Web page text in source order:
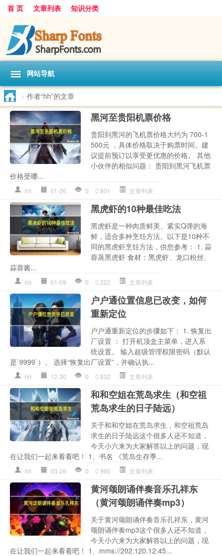
首 页 文章列表 知识分类
网站导航
> 作者“hh”的文章
黑河至贵阳机票价格
贵阳到黑河的飞机票价格大约为 700-1
500元 ，具体价格取决于购票时间。建
议提前预订以享受更优惠的价格。 其他
小伙伴的相似问题： 贵阳到黑河飞机票
价格受哪...
hh 01-26 0 801 文章列表
黑虎虾的10种最佳吃法
黑虎虾是一种肉质鲜美、紧实Q弹的海
鲜，适合多种烹饪方法。以下是10种不
同的黑虎虾烹饪方法，供您参考： 1. 蒜
蓉蒸黑虎虾 食材：黑虎虾、龙口粉丝、
蒜蓉酱...
hh 01-09 0 222 文章列表
户户通位置信息已改变，如何
重新定位
户户通重新定位的步骤如下： 1. 恢复出
厂设置 ： 打开机顶盒主菜单，进入系
统设置。 输入超级管理权限密码（默认
是`9999`）。 选择“恢复出厂设置”，并确认执...
hh 12-30 0 832 文章列表
和和空姐在荒岛求生（和空祖
荒岛求生的日子陆远）
关于和和空姐在荒岛求生，和空祖荒岛
求生的日子陆远这个很多人还不知道，
今天小六来为大家解答以上的问题，现
在让我们一起来看看吧！ 1、书名 《荒岛生存季...
hh 03-26 0 965 文章列表
黄河颂朗诵伴奏音乐孔祥东
（黄河颂朗诵伴奏mp3）
关于黄河颂朗诵伴奏音乐孔祥东，黄河
颂朗诵伴奏mp3这个很多人还不知道，
今天小六来为大家解答以上的问题，现
在让我们一起来看看吧！ 1、mms://202.120.12.45...